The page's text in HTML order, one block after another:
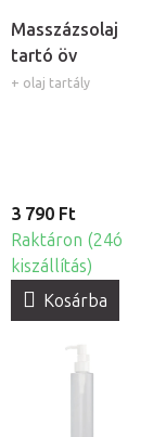
Masszázsolaj
tartó öv
+ olaj tartály
3 790 Ft
Raktáron (24ó
kiszállítás)
Kosárba